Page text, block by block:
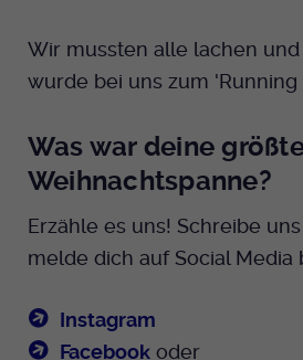
Wir mussten alle lachen und
wurde bei uns zum 'Running
Was war deine
Weihnachtspanne?
Erzähle es uns! Schreibe
melde dich auf Social Media
Instagram
Facebook oder